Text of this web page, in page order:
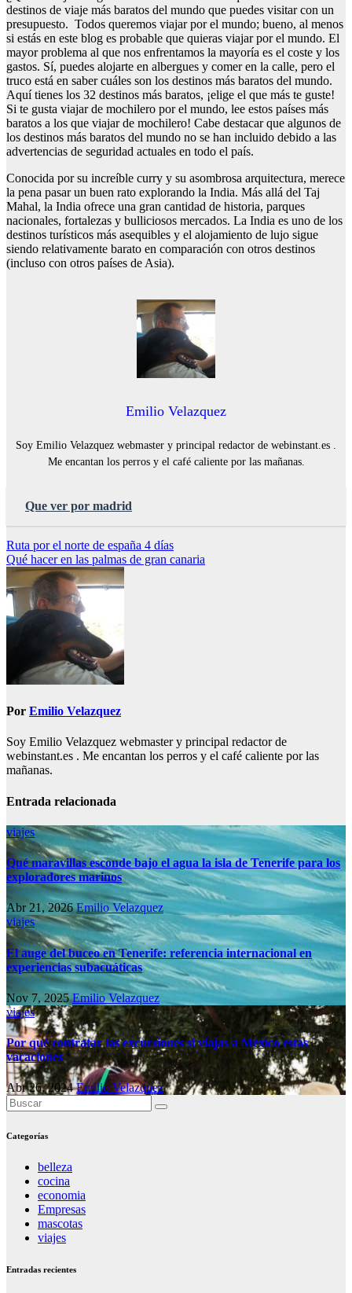
destinos de viaje más baratos del mundo que puedes visitar con un
presupuesto. Todos queremos viajar por el mundo; bueno, al menos
si estás en este blog es probable que quieras viajar por el mundo. El
mayor problema al que nos enfrentamos la mayoría es el coste y los
gastos. Sí, puedes alojarte en albergues y comer en la calle, pero el
truco está en saber cuáles son los destinos más baratos del mundo.
Aquí tienes los 32 destinos más baratos, ¡elige el que más te guste!
Si te gusta viajar de mochilero por el mundo, lee estos países más
baratos a los que viajar de mochilero! Cabe destacar que algunos de
los destinos más baratos del mundo no se han incluido debido a las
advertencias de seguridad actuales en todo el país.
Conocida por su increíble curry y su asombrosa arquitectura, merece
la pena pasar un buen rato explorando la India. Más allá del Taj
Mahal, la India ofrece una gran cantidad de historia, parques
nacionales, fortalezas y bulliciosos mercados. La India es uno de los
destinos turísticos más asequibles y el alojamiento de lujo sigue
siendo relativamente barato en comparación con otros destinos
(incluso con otros países de Asia).
Emilio Velazquez
Soy Emilio Velazquez webmaster y principal redactor de webinstant.es .
Me encantan los perros y el café caliente por las mañanas.
Que ver por madrid
Navegación
de
entradas
Ruta por el norte de españa 4 días
Qué hacer en las palmas de gran canaria
Por Emilio Velazquez
Soy Emilio Velazquez webmaster y principal redactor de
webinstant.es . Me encantan los perros y el café caliente por las
mañanas.
Entrada relacionada
viajes
Qué maravillas esconde bajo el agua la isla de Tenerife para los
exploradores marinos
Abr 21, 2026Emilio Velazquez
viajes
El auge del buceo en Tenerife: referencia internacional en
experiencias subacuáticas
Nov 7, 2025Emilio Velazquez
viajes
Por qué contratar las excursiones si viajas a México estas
vacaciones
Abr 26, 2024Emilio Velazquez
Categorías
belleza
cocina
economia
Empresas
mascotas
viajes
Entradas recientes